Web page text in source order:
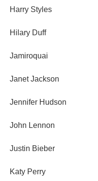
Harry Styles
Hilary Duff
Jamiroquai
Janet Jackson
Jennifer Hudson
John Lennon
Justin Bieber
Katy Perry